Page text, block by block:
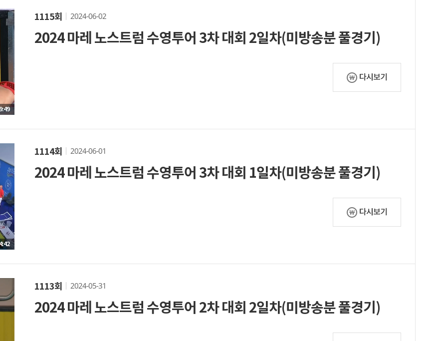
1115회 2024-06-02
2024 마레 노스트럼 수영투어 3차 대회 2일차(미방송분 풀경기)
다시보기
1114회 2024-06-01
2024 마레 노스트럼 수영투어 3차 대회 1일차(미방송분 풀경기)
다시보기
1113회 2024-05-31
2024 마레 노스트럼 수영투어 2차 대회 2일차(미방송분 풀경기)